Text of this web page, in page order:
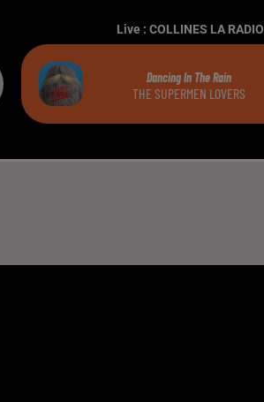
Live : COLLINES LA RADIO
Dancing In The Rain
THE SUPERMEN LOVERS